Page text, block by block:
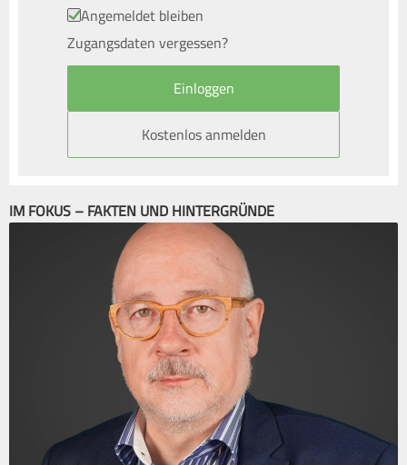
Angemeldet bleiben
Zugangsdaten vergessen?
Kostenlos anmelden
IM FOKUS – FAKTEN UND HINTERGRÜNDE